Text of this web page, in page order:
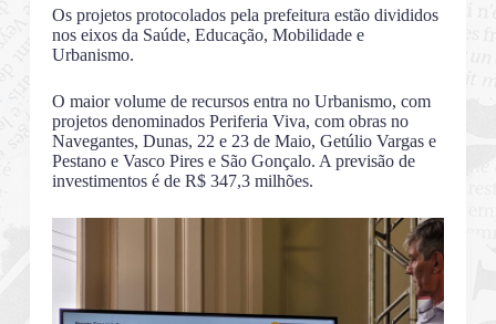
Os projetos protocolados pela prefeitura estão divididos
nos eixos da Saúde, Educação, Mobilidade e
Urbanismo.
O maior volume de recursos entra no Urbanismo, com
projetos denominados Periferia Viva, com obras no
Navegantes, Dunas, 22 e 23 de Maio, Getúlio Vargas e
Pestano e Vasco Pires e São Gonçalo. A previsão de
investimentos é de R$ 347,3 milhões.